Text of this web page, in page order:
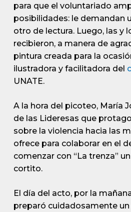
para que el voluntariado
posibilidades: le demandan
otro de lectura. Luego, las y
recibieron, a manera de
pintura creada para la
ilustradora y facilitadora del
UNATE.
A la hora del picoteo, María
de las Lideresas que
sobre la violencia hacia las
ofrece para colaborar en el
comenzar con “La trenza”
cortito.
El día del acto, por la
preparó cuidadosamente un